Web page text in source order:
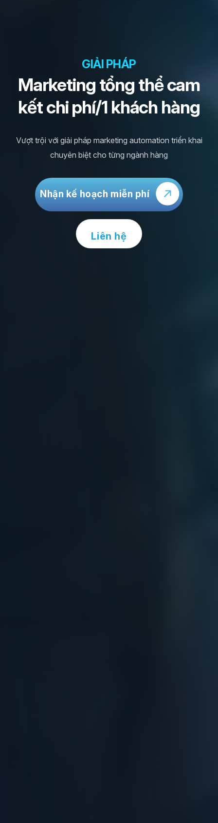
GIẢI PHÁP
Marketing tổng thể cam
kết chi phí/1 khách hàng
Vượt trội với giải pháp marketing automation triển khai
chuyên biệt cho từng ngành hàng
Nhận kế hoạch miễn phí
Liên hệ